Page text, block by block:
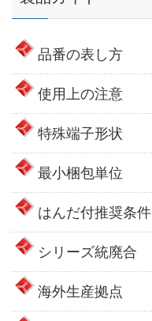
品番の表し方
使用上の注意
特殊端子形状
最小梱包単位
はんだ付推奨条件
シリーズ統廃合
海外生産拠点